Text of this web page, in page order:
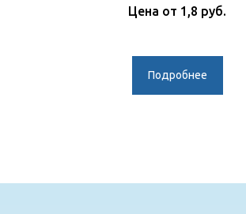
Цена от 1,8 руб.
Подробнее